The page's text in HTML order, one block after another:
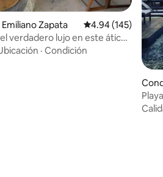
de 5, 291 reseñas
Zapata Calificación
4.94 (145)
verdadero lujo en este ático
elegante· Condición
en